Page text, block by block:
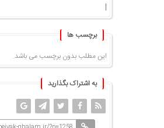
|
برچسب ها
این مطلب بدون برچسب می باشد.
به اشتراک بگذارید